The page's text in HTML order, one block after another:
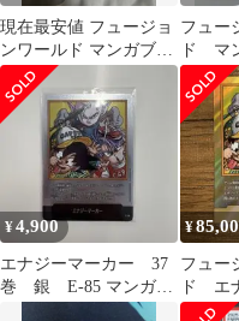
現在最安値 フュージョ
ンワールド マンガブー
スター02 37巻 エナジー
マーカー
フュー
ド マ
02 37
ーカー
¥4,900
エナジーマーカー 37
巻 銀 E-85 マンガブ
ースター フュージョ
¥
フュー
ド エ
E-85